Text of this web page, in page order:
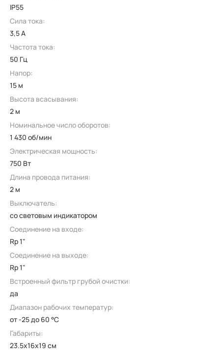
IP55
Сила тока:
3,5 А
Частота тока:
50 Гц
Напор:
15 м
Высота всасывания:
2 м
Номинальное число оборотов:
1 430 об/мин
Электрическая мощность:
750 Вт
Длина провода питания:
2 м
Выключатель:
со световым индикатором
Соединение на входе:
Rp 1"
Соединение на выходе:
Rp 1"
Встроенный фильтр грубой очистки:
да
Диапазон рабочих температур:
от -25 до 60 °C
Габариты:
23.5x16x19 см